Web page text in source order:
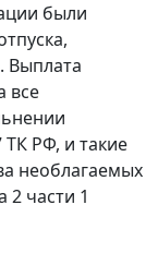
были
Выплата
все
ТК РФ, и такие
необлагаемых
2 части 1